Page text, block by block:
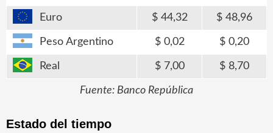
Euro 44,32 48,96
Peso Argentino 0,02 0,20
Real 7,00 8,70
Fuente: Banco República
Estado del tiempo